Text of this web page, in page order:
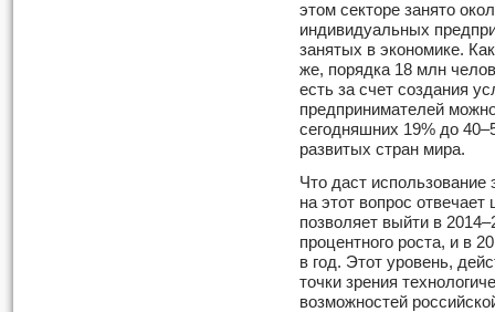
этом секторе занято
индивидуальных
занятых в экономике.
же, порядка 18 млн
есть за счет создания
предпринимателей
сегодняшних 19% до
развитых стран мира.
Что даст использование
на этот вопрос
позволяет выйти в
процентного роста, и в
в год. Этот уровень,
точки зрения
возможностей